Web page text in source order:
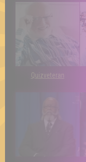
Quizveteran